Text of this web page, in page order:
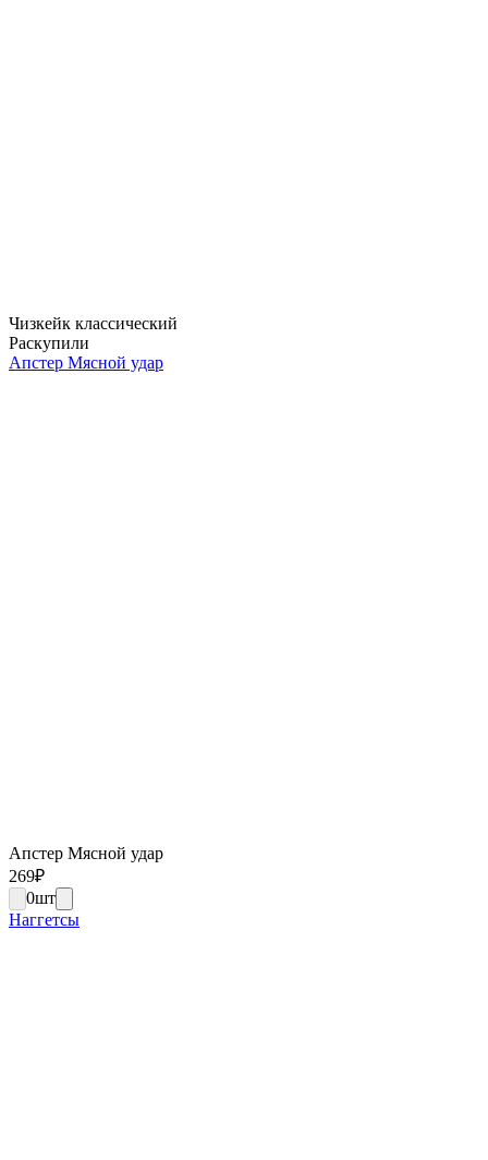
Чизкейк классический
Раскупили
Апстер Мясной удар
Апстер Мясной удар
269₽
0шт
Наггетсы